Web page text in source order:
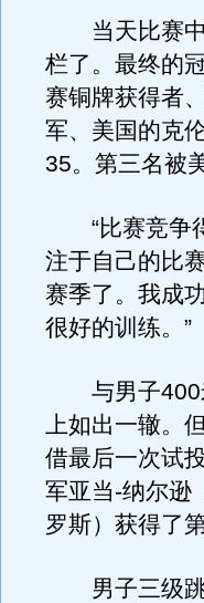
当天比赛中
栏了。最终的
赛铜牌获得者
军、美国的克
35。第三名被
“比赛竞争得
注于自己的比
赛季了。我成
很好的训练。”
与男子400
上如出一辙。
借最后一次试
军亚当-纳尔逊
罗斯）获得了
男子三级跳